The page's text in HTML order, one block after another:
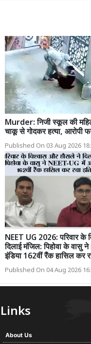
Murder: निजी स्कूल की
चाकू से गोदकर हत्या, आरोपी
Published On 03 Aug 2026
NEET UG 2026: परिवार के
दिलाई मंजिल: पिहोवा के
इंडिया 162वीं रैंक हासिल कर
Published On 04 Aug 2026
Links
About Us